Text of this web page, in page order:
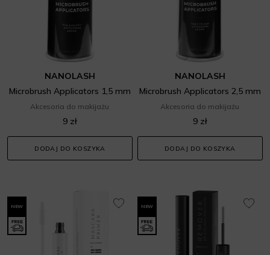
NANOLASH
Microbrush Applicators 1,5 mm
Akcesoria do makijażu
9 zł
DODAJ DO KOSZYKA
NANOLASH
Microbrush Applicators 2,5 mm
Akcesoria do makijażu
9 zł
DODAJ DO KOSZYKA
NEW NEW